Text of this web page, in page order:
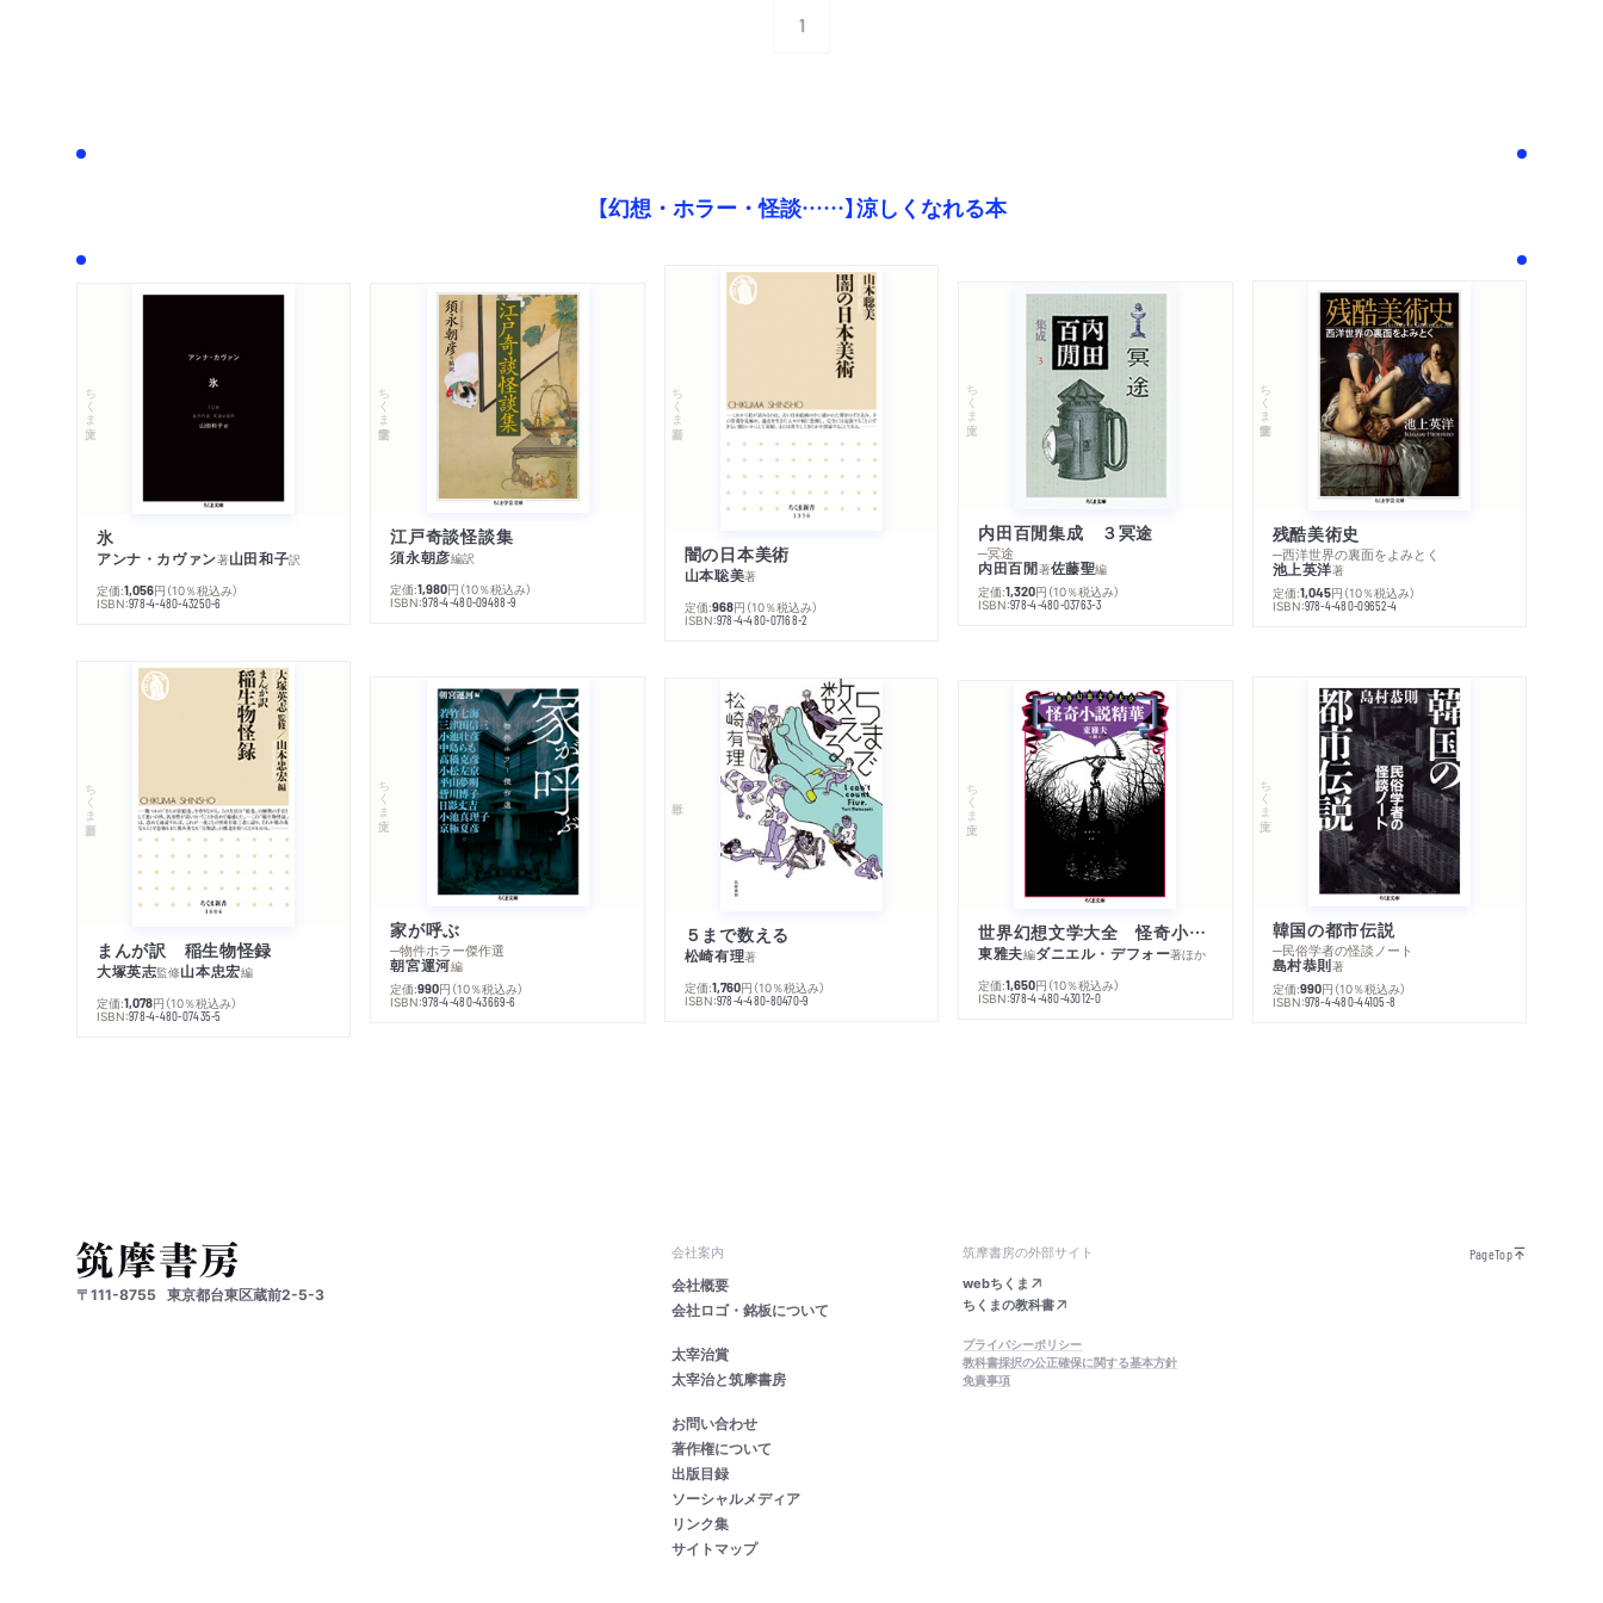
1
【幻想・ホラー・怪談……】涼しくなれる本
ちくま文庫
氷
アンナ・カヴァン著山田和子訳
定価:1,056円 （10％税込み）
ISBN:978-4-480-43250-6
ちくま学芸文庫
江戸奇談怪談集
須永朝彦編訳
定価:1,980円 （10％税込み）
ISBN:978-4-480-09488-9
ちくま新書
闇の日本美術
山本聡美著
定価:968円 （10％税込み）
ISBN:978-4-480-07168-2
ちくま文庫
内田百閒集成 ３冥途
─冥途
内田百閒著佐藤聖編
定価:1,320円 （10％税込み）
ISBN:978-4-480-03763-3
ちくま学芸文庫
残酷美術史
─西洋世界の裏面をよみとく
池上英洋著
定価:1,045円 （10％税込み）
ISBN:978-4-480-09652-4
ちくま新書
まんが訳 稲生物怪録
大塚英志監修山本忠宏編
定価:1,078円 （10％税込み）
ISBN:978-4-480-07435-5
ちくま文庫
家が呼ぶ
─物件ホラー傑作選
朝宮運河編
定価:990円 （10％税込み）
ISBN:978-4-480-43669-6
５まで数える
松崎有理著
定価:1,760円 （10％税込み）
ISBN:978-4-480-80470-9
ちくま文庫
世界幻想文学大全 怪奇小説精華
東雅夫編ダニエル・デフォー著ほか
定価:1,650円 （10％税込み）
ISBN:978-4-480-43012-0
ちくま文庫
韓国の都市伝説
─民俗学者の怪談ノート
島村恭則著
定価:990円 （10％税込み）
ISBN:978-4-480-44105-8
〒111-8755 東京都台東区蔵前2-5-3
会社案内
会社概要
会社ロゴ・銘板について
太宰治賞
太宰治と筑摩書房
お問い合わせ
著作権について
出版目録
ソーシャルメディア
リンク集
サイトマップ
筑摩書房の外部サイト
webちくま
ちくまの教科書
プライバシーポリシー
教科書採択の公正確保に関する基本方針
免責事項
PageTop